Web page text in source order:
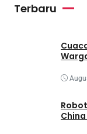
Terbaru